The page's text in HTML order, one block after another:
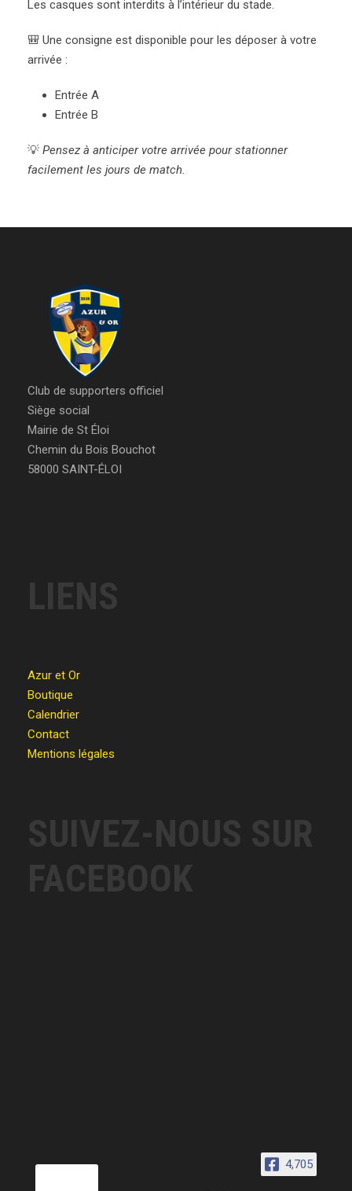
Les casques sont interdits à l’intérieur du stade.
🎒 Une consigne est disponible pour les déposer à votre
arrivée :
Entrée A
Entrée B
💡 Pensez à anticiper votre arrivée pour stationner
facilement les jours de match.
Club de supporters officiel
Siège social
Mairie de St Éloi
Chemin du Bois Bouchot
58000 SAINT-ÉLOI
LIENS
Azur et Or
Boutique
Calendrier
Contact
Mentions légales
SUIVEZ-NOUS SUR
FACEBOOK
4,705